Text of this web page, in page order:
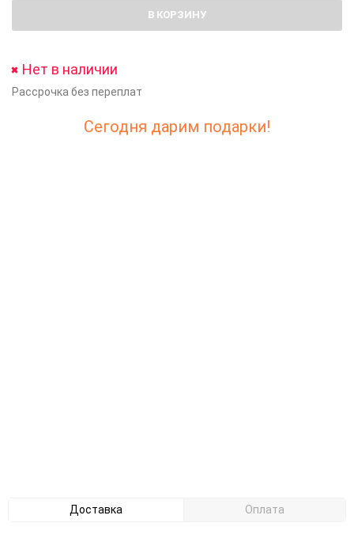
В КОРЗИНУ
Нет в наличии
Рассрочка без переплат
Сегодня дарим подарки!
Доставка Оплата